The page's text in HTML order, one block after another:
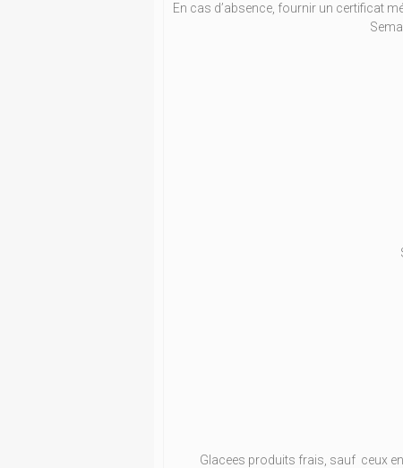
En cas d’absence, fournir un certificat
Glacees produits frais, sauf ceux